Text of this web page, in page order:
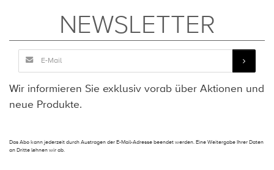
NEWSLETTER
Wir informieren Sie exklusiv vorab über Aktionen und
neue Produkte.
Das Abo kann jederzeit durch Austragen der E-Mail-Adresse beendet werden. Eine Weitergabe Ihrer Daten
an Dritte lehnen wir ab.